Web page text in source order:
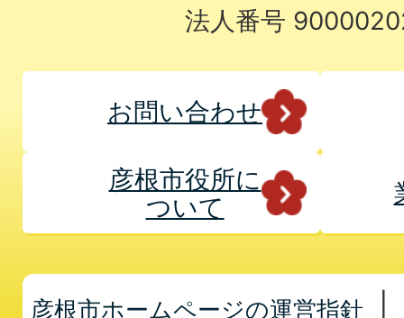
法人番号
お問い合わせ
彦根市役所に
ついて
彦根市ホームページの運営指針